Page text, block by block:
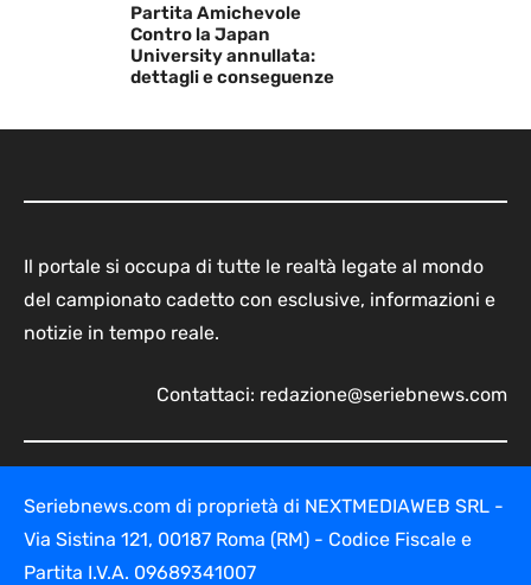
Partita Amichevole
Contro la Japan
University annullata:
dettagli e conseguenze
Il portale si occupa di tutte le realtà legate al mondo
del campionato cadetto con esclusive, informazioni e
notizie in tempo reale.
Contattaci: redazione@seriebnews.com
Seriebnews.com di proprietà di NEXTMEDIAWEB SRL -
Via Sistina 121, 00187 Roma (RM) - Codice Fiscale e
Partita I.V.A. 09689341007